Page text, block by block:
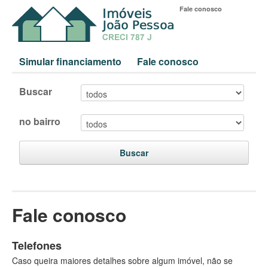
Fale conosco
Simular financiamento Fale conosco
Buscar
no bairro
Buscar
Fale conosco
Telefones
Caso queira maiores detalhes sobre algum imóvel, não se